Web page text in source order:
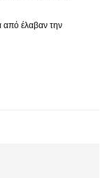
από έλαβαν την